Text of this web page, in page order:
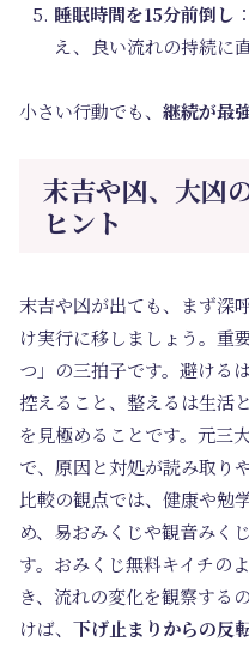
睡眠時間を15分前倒し
え、良い流れの持続に
小さい行動でも、 継続が最
末吉や凶、大凶
ヒント
末吉や凶が出ても、まず深
け実行に移しましょう。重
つ」の三拍子です。避ける
控えること、整えるは生活
を見極めることです。元三
で、原因と対処が読み取り
比較の観点では、健康や勉
め、易おみくじや観音みく
す。おみくじ無料キイチの
き、流れの変化を観察する
けば、 下げ止まりからの反